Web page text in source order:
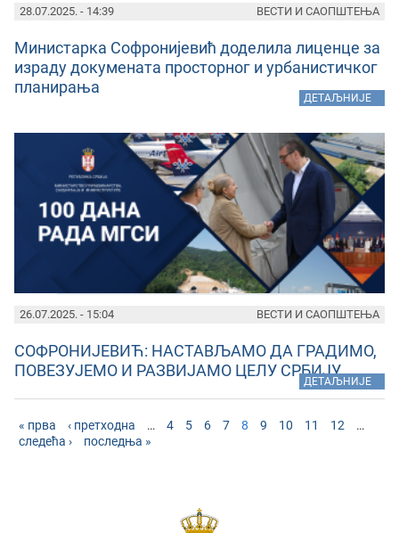
28.07.2025. - 14:39
Министарка Софронијевић доделила лиценце за
израду докумената просторног и урбанистичког
планирања
ДЕТАЉНИЈЕ
ВЕСТИ И САОПШТЕЊА
26.07.2025. - 15:04
СОФРОНИЈЕВИЋ: НАСТАВЉАМО ДА ГРАДИМО,
ПОВЕЗУЈЕМО И РАЗВИЈАМО ЦЕЛУ СРБИЈУ
ДЕТАЉНИЈЕ
ВЕСТИ И САОПШТЕЊА
« прва ‹ претходна … 4 5 6 7 8 9 10 11 12
…
следећа ›
последња »